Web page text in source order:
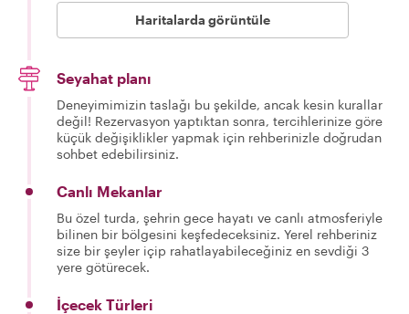
Haritalarda görüntüle
Seyahat planı
Deneyimimizin taslağı bu şekilde, ancak kesin kurallar
değil! Rezervasyon yaptıktan sonra, tercihlerinize göre
küçük değişiklikler yapmak için rehberinizle doğrudan
sohbet edebilirsiniz.
Canlı Mekanlar
Bu özel turda, şehrin gece hayatı ve canlı atmosferiyle
bilinen bir bölgesini keşfedeceksiniz. Yerel rehberiniz
size bir şeyler içip rahatlayabileceğiniz en sevdiği 3
yere götürecek.
İçecek Türleri